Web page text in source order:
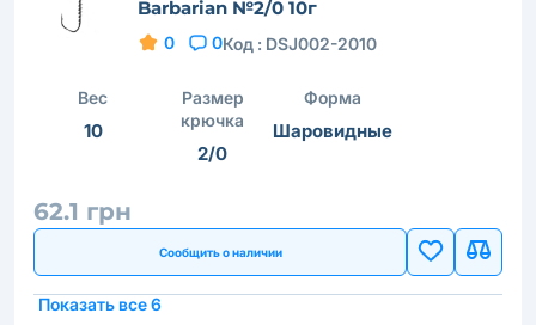
Barbarian №2/0 10г
0 0Код : DSJ002-2010
Вес
10
Размер
крючка
2/0
Форма
Шаровидные
62.1 грн
Сообщить о наличии
Показать все 6